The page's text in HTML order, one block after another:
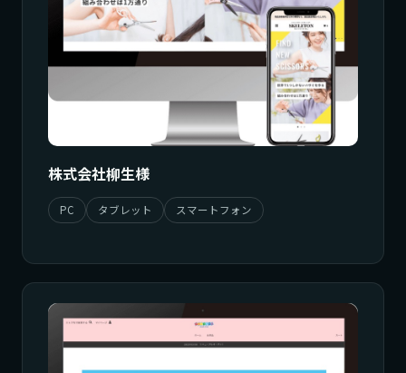
株式会社柳生様
PC タブレット スマートフォン